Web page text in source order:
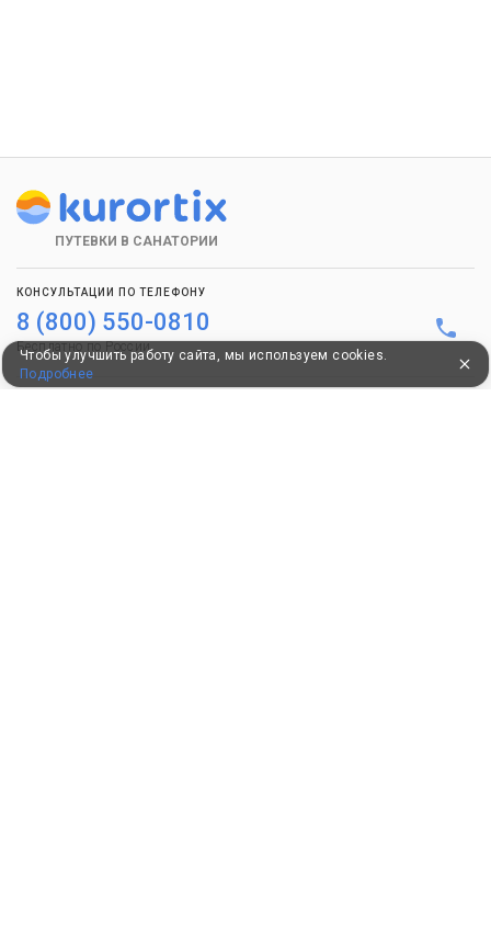
ПУТЕВКИ В САНАТОРИИ
КОНСУЛЬТАЦИИ ПО ТЕЛЕФОНУ
8 (800) 550-0810
Бесплатно по России
Чтобы улучшить работу сайта, мы используем cookies.
Подробнее